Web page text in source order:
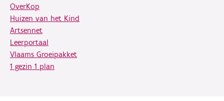
OverKop
Huizen van het Kind
Artsennet
Leerportaal
Vlaams Groeipakket
1 gezin 1 plan